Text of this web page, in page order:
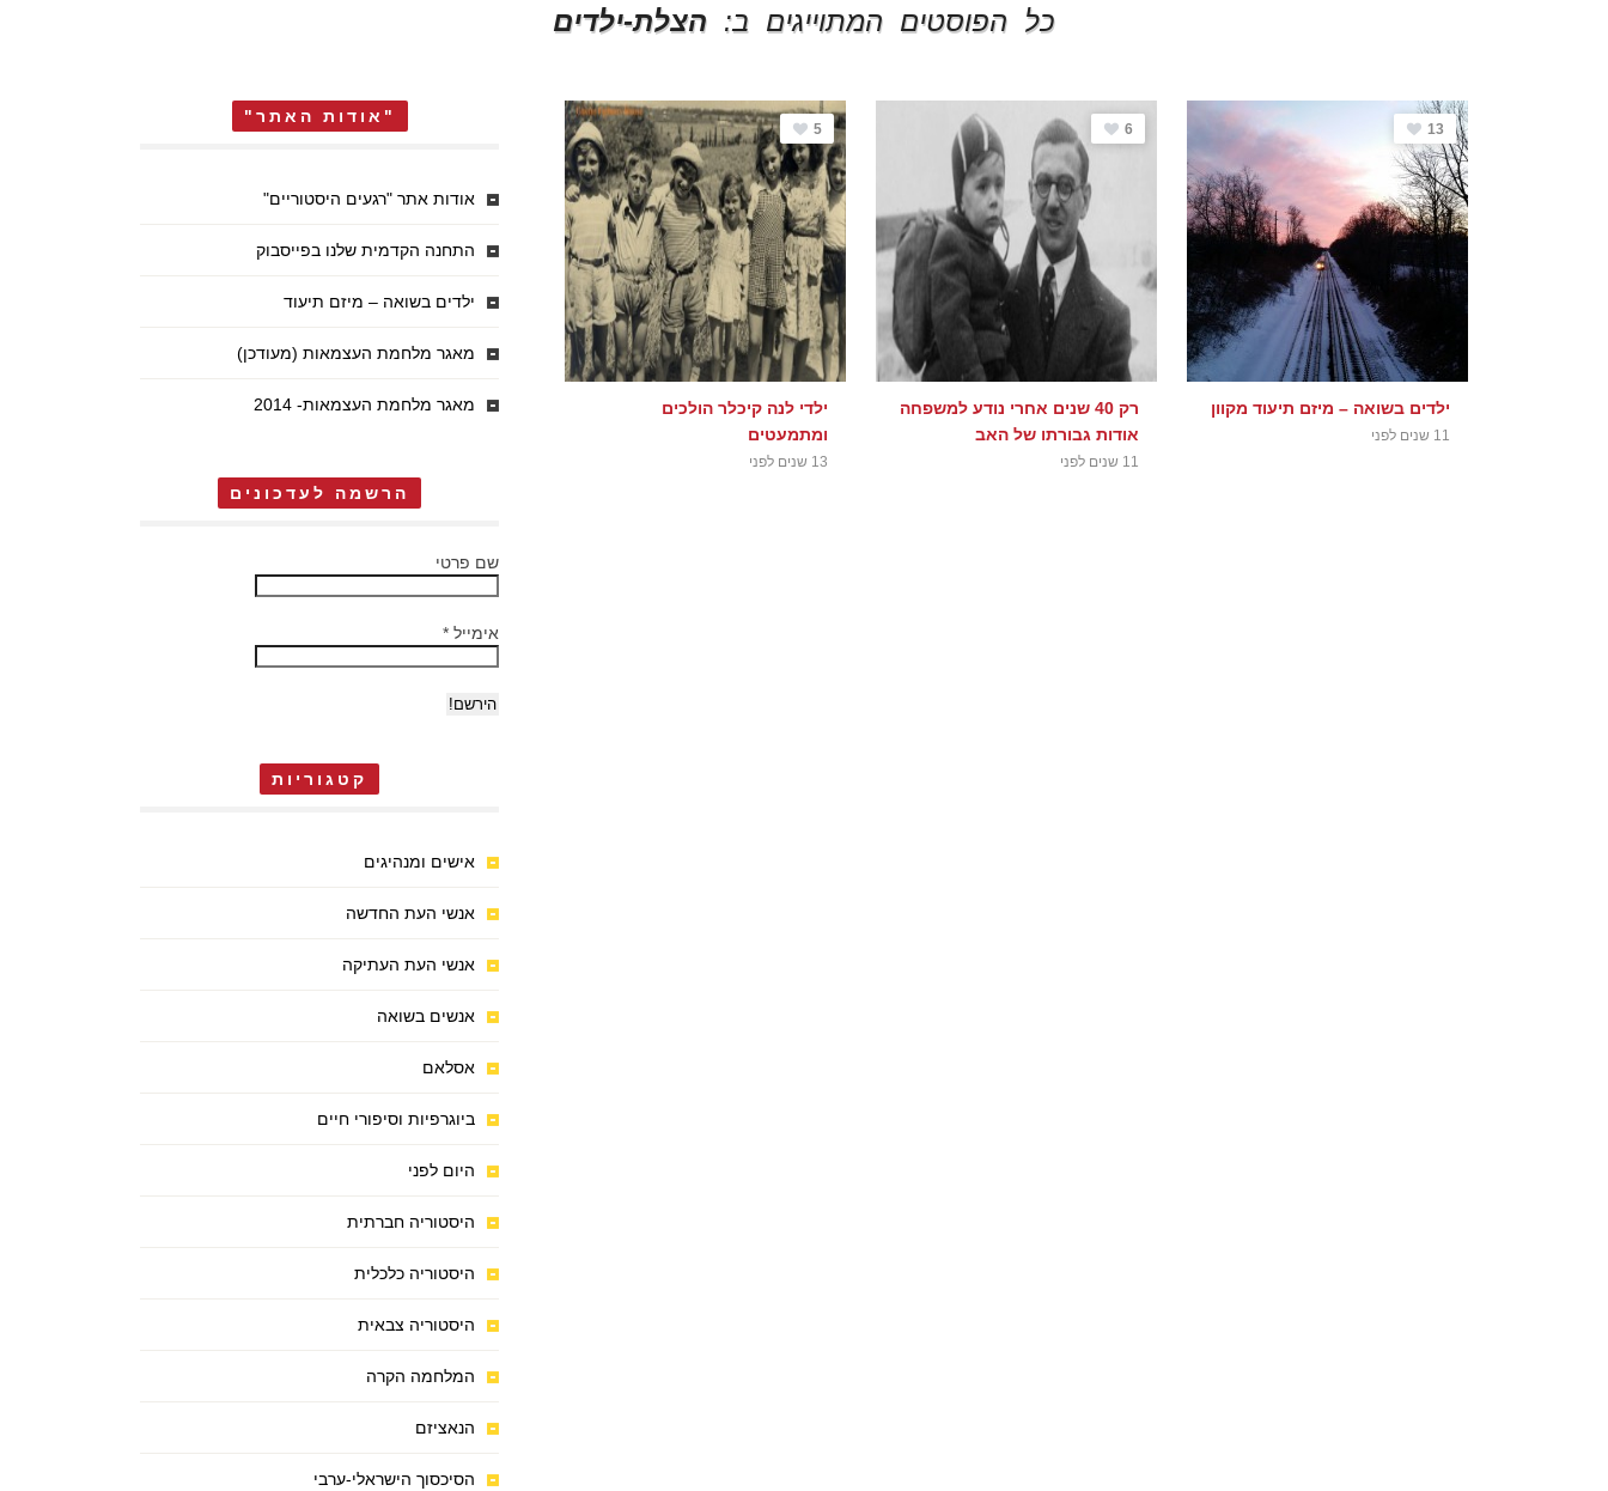
כל הפוסטים המתוייגים ב: הצלת-ילדים
13
ילדים בשואה – מיזם תיעוד מקוון
11 שנים לפני
6
רק 40 שנים אחרי נודע למשפחה
אודות גבורתו של האב
11 שנים לפני
5
ילדי לנה קיכלר הולכים
ומתמעטים
13 שנים לפני
"אודות האתר"
אודות אתר "רגעים היסטוריים"
התחנה הקדמית שלנו בפייסבוק
ילדים בשואה – מיזם תיעוד
מאגר מלחמת העצמאות (מעודכן)
מאגר מלחמת העצמאות- 2014
הרשמה לעדכונים
שם פרטי
אימייל *
קטגוריות
אישים ומנהיגים
אנשי העת החדשה
אנשי העת העתיקה
אנשים בשואה
אסלאם
ביוגרפיות וסיפורי חיים
היום לפני
היסטוריה חברתית
היסטוריה כלכלית
היסטוריה צבאית
המלחמה הקרה
הנאציזם
הסיכסוך הישראלי-ערבי